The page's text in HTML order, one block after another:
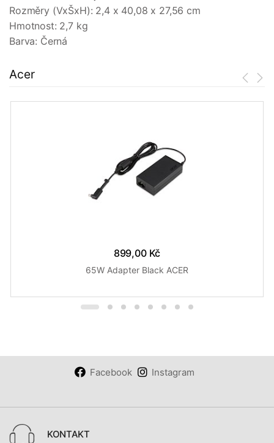
Rozměry (VxŠxH): 2,4 x 40,08 x 27,56 cm
Hmotnost: 2,7 kg
Barva: Černá
Acer
899,00 Kč
65W Adapter Black ACER
Facebook Instagram
KONTAKT